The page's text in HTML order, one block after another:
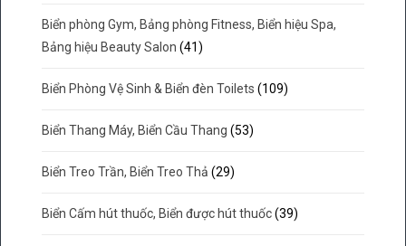
Biển phòng Gym, Bảng phòng Fitness, Biển hiệu Spa,
Bảng hiệu Beauty Salon (41)
Biển Phòng Vệ Sinh & Biển đèn Toilets (109)
Biển Thang Máy, Biển Cầu Thang (53)
Biển Treo Trần, Biển Treo Thả (29)
Biển Cấm hút thuốc, Biển được hút thuốc (39)